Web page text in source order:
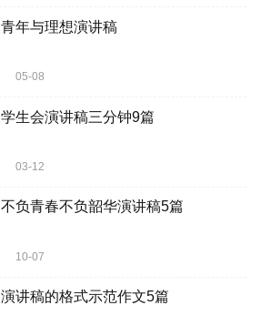
青年与理想演讲稿
05-08
学生会演讲稿三分钟9篇
03-12
不负青春不负韶华演讲稿5篇
10-07
演讲稿的格式示范作文5篇